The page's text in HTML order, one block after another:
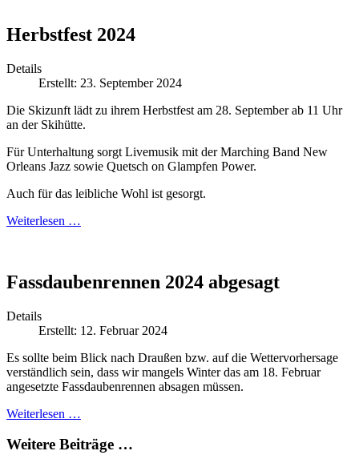
Herbstfest 2024
Details
Erstellt: 23. September 2024
Die Skizunft lädt zu ihrem Herbstfest am 28. September ab 11 Uhr
an der Skihütte.
Für Unterhaltung sorgt Livemusik mit der Marching Band New
Orleans Jazz sowie Quetsch on Glampfen Power.
Auch für das leibliche Wohl ist gesorgt.
Weiterlesen …
Fassdaubenrennen 2024 abgesagt
Details
Erstellt: 12. Februar 2024
Es sollte beim Blick nach Draußen bzw. auf die Wettervorhersage
verständlich sein, dass wir mangels Winter das am 18. Februar
angesetzte Fassdaubenrennen absagen müssen.
Weiterlesen …
Weitere Beiträge …